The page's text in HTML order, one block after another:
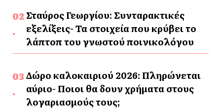
Σταύρος Γεωργίου: Συνταρακτικές
εξελίξεις- Τα στοιχεία που κρύβει το
λάπτοπ του γνωστού ποινικολόγου
Δώρο καλοκαιριού 2026: Πληρώνεται
αύριο- Ποιοι θα δουν χρήματα στους
λογαριασμούς τους;